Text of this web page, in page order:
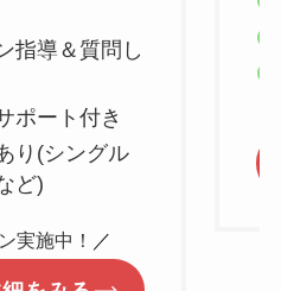
指導＆質問し
ポート付き
り(シングル
ど)
実施中！ ／